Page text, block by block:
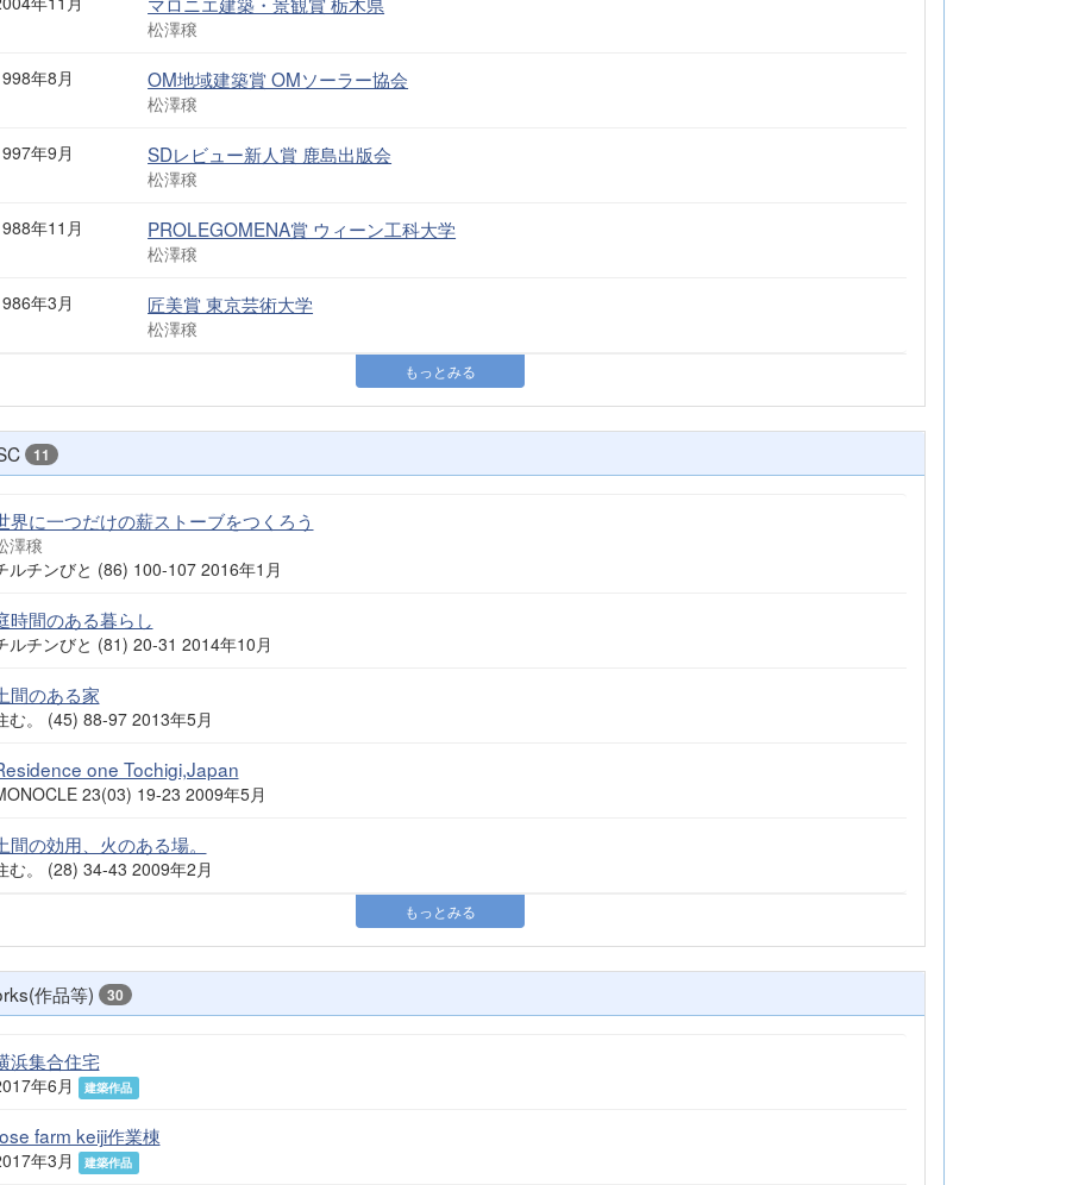
松澤穣
年8月 OM地域建築賞 OMソーラー協会
松澤穣
年9月 SDレビュー新人賞 鹿島出版会
松澤穣
年11月 PROLEGOMENA賞 ウィーン工科大学
松澤穣
年3月 匠美賞 東京芸術大学
松澤穣
もっとみる
11
界に一つだけの薪ストーブをつくろう
澤穣
ルチンびと (86) 100-107 2016年1月
時間のある暮らし
ルチンびと (81) 20-31 2014年10月
間のある家
む。 (45) 88-97 2013年5月
one Tochigi,Japan
23(03) 19-23 2009年5月
間の効用、火のある場。
む。 (28) 34-43 2009年2月
もっとみる
作品等) 30
浜集合住宅
年6月 建築作品
farm keiji作業棟
年3月 建築作品